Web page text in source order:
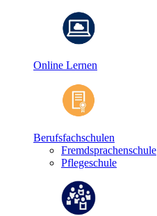
Online Lernen
Berufsfachschulen
Fremdsprachenschule
Pflegeschule